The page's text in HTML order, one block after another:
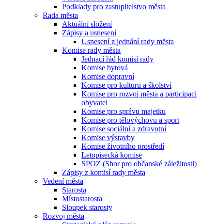
Podklady pro zastupitelstvo města
Rada města
Aktuální složení
Zápisy a usnesení
Usnesení z jednání rady města
Komise rady města
Jednací řád komisí rady
Komise bytová
Komise dopravní
Komise pro kulturu a školství
Komise pro rozvoj města a participaci
obyvatel
Komise pro správu majetku
Komise pro tělovýchovu a sport
Komise sociální a zdravotní
Komise výstavby
Komise životního prostředí
Letopisecká komise
SPOZ (Sbor pro občanské záležitosti)
Zápisy z komisí rady města
Vedení města
Starosta
Místostarosta
Sloupek starosty
Rozvoj města